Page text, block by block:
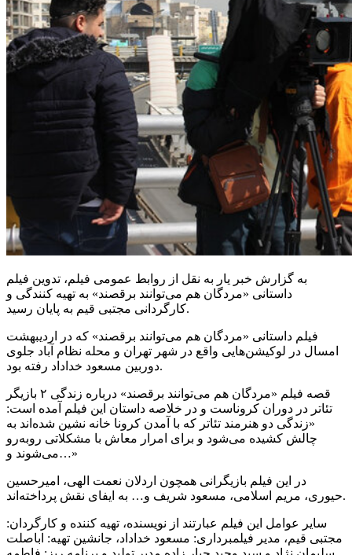
به گزارش خبر یار به نقل از روابط عمومی فیلم، تدوین فیلم
داستانی «مردگان هم می‌توانند برقصند» به تهیه کنندگی و
کارگردانی مجتبی قیم به پایان رسید.
فیلم داستانی «مردگان هم می‌توانند برقصند» که در اردیبهشت
امسال در لوکیشن‌هایی واقع در شهر تهران و محله نظام آباد جلوی
دوربین مسعود خداداد رفته بود.
قصه فیلم «مردگان
هم می‌توانند برقصند» درباره زندگی ۲ بازیگر
تئاتر در دوران کروناست و در خلاصه داستان این فیلم آمده است:
«زندگی دو هنرمند تئاتر که با آمدن کرونا خانه نشین شده‌اند به
چالش کشیده می‌شود و برای امرار معاش با مشکلاتی روبه‌رو
می‌شوند و…»
در این فیلم بازیگرانی همچون اردلان نعمت الهی، امیرحسین
حیوری، مریم اسلامی، مسعود شریف و… به ایفای نقش پرداخته‌اند.
سایر عوامل این فیلم عبارتند از نویسنده، تهیه کننده و کارگردان:
مجتبی قیم، مدیر فیلمبرداری: مسعود خداداد، جانشین تهیه: اباصلت